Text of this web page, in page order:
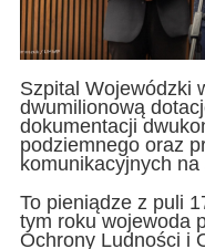
Szpital Wojewódzki
dwumilionową
dokumentacji
podziemnego oraz
komunikacyjnych na
To pieniądze z puli
tym roku wojewoda
Ochrony Ludności i